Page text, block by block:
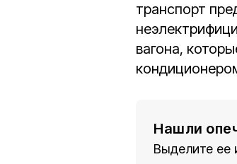
транспорт
вагона,
Нашли
Выделите ее